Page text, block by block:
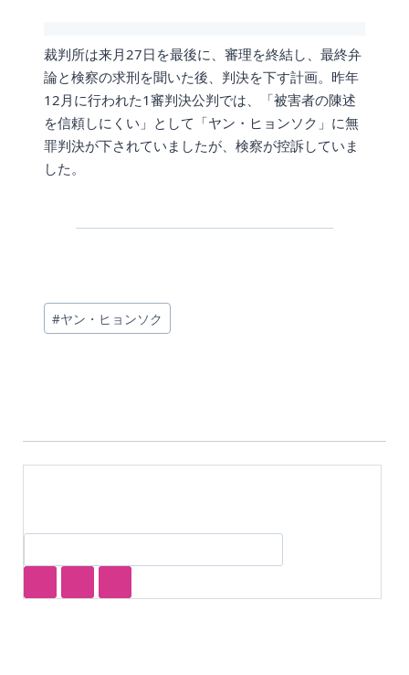
裁判所は来月27日を最後に、審理を終結し、最終弁
論と検察の求刑を聞いた後、判決を下す計画。昨年
12月に行われた1審判決公判では、「被害者の陳述
を信頼しにくい」として「ヤン・ヒョンソク」に無
罪判決が下されていましたが、検察が控訴していま
した。
投
稿
#ヤン・ヒョンソク